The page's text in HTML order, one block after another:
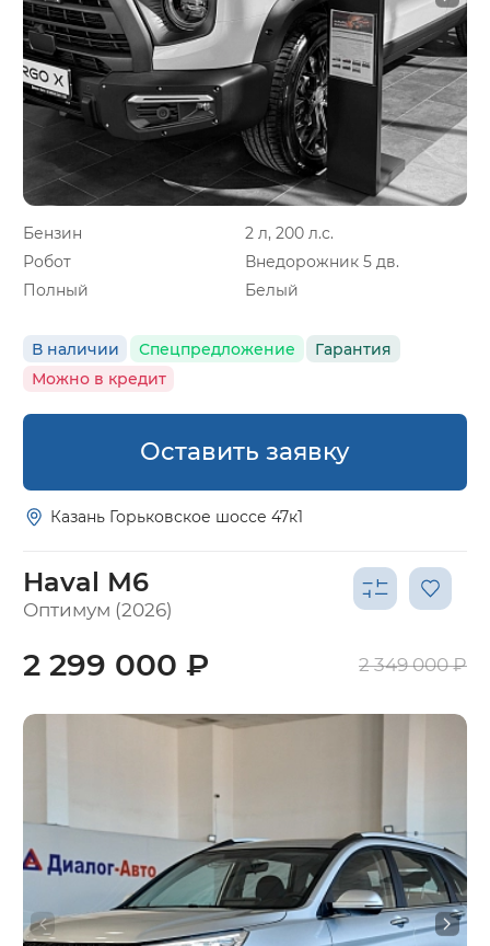
Бензин
2 л, 200 л.с.
Робот
Внедорожник 5 дв.
Полный
Белый
В наличии Спецпредложение
Гарантия
Можно в кредит
Оставить заявку
Казань Горьковское шоссе 47к1
Haval M6
Оптимум (2026)
2 299 000 ₽ 2 349 000 ₽